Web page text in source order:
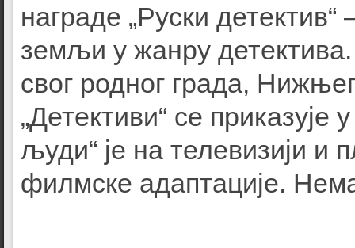
награде „Руски
земљи у жанру
свог родног града,
„Детективи“ се
људи“ је на телевизији
филмске адаптације.